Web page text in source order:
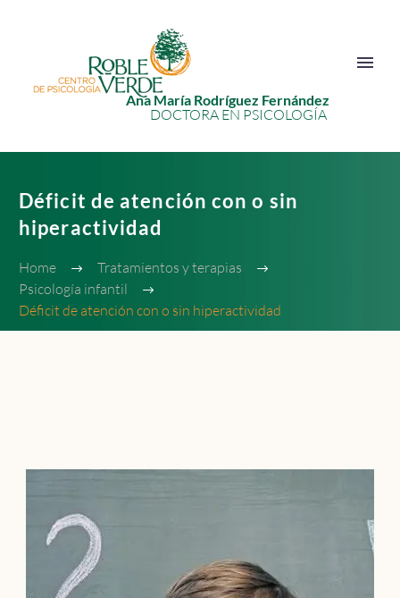
Ana María Rodríguez Fernández
DOCTORA EN PSICOLOGÍA
Localízanos
Déficit de atención con o sin
hiperactividad
Home
Tratamientos y terapias
Psicología infantil
Déficit de atención con o sin hiperactividad